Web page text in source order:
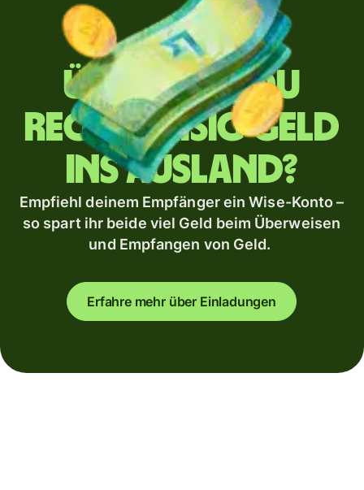
Überweist du
regelmäßig Geld
ins Ausland?
Empfiehl deinem Empfänger ein Wise-Konto –
so spart ihr beide viel Geld beim Überweisen
und Empfangen von Geld.
Erfahre mehr über Einladungen